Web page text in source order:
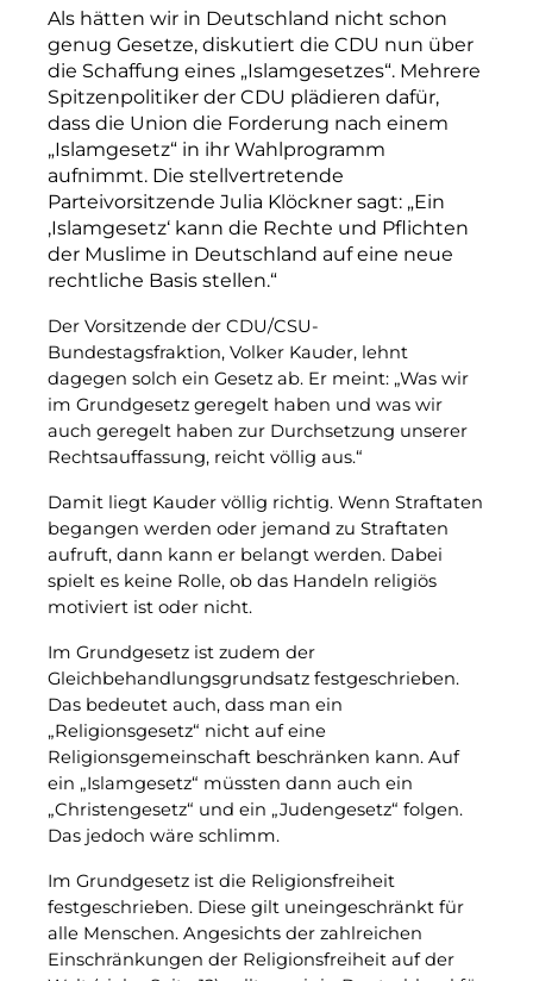
Als hätten wir in Deutschland nicht schon
genug Gesetze, diskutiert die CDU nun über
die Schaffung eines „Islamgesetzes“. Mehrere
Spitzenpolitiker der CDU plädieren dafür,
dass die Union die Forderung nach einem
„Islamgesetz“ in ihr Wahlprogramm
aufnimmt. Die stellvertretende
Parteivorsitzende Julia Klöckner sagt: „Ein
‚Islamgesetz‘ kann die Rechte und Pflichten
der Muslime in Deutschland auf eine neue
rechtliche Basis stellen.“
Der Vorsitzende der CDU/CSU-
Bundestagsfraktion, Volker Kauder, lehnt
dagegen solch ein Gesetz ab. Er meint: „Was wir
im Grundgesetz geregelt haben und was wir
auch geregelt haben zur Durchsetzung unserer
Rechtsauffassung, reicht völlig aus.“
Damit liegt Kauder völlig richtig. Wenn Straftaten
begangen werden oder jemand zu Straftaten
aufruft, dann kann er belangt werden. Dabei
spielt es keine Rolle, ob das Handeln religiös
motiviert ist oder nicht.
Im Grundgesetz ist zudem der
Gleichbehandlungsgrundsatz festgeschrieben.
Das bedeutet auch, dass man ein
„Religionsgesetz“ nicht auf eine
Religionsgemeinschaft beschränken kann. Auf
ein „Islamgesetz“ müssten dann auch ein
„Christengesetz“ und ein „Judengesetz“ folgen.
Das jedoch wäre schlimm.
Im Grundgesetz ist die Religionsfreiheit
festgeschrieben. Diese gilt uneingeschränkt für
alle Menschen. Angesichts der zahlreichen
Einschränkungen der Religionsfreiheit auf der